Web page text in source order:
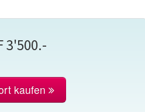
3'500.-
kaufen